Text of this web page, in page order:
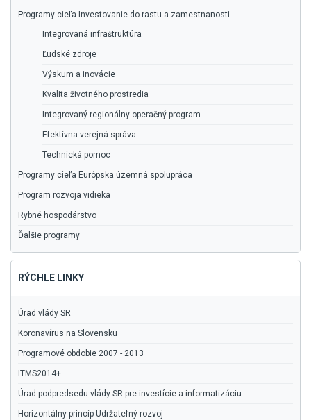
Programy cieľa Investovanie do rastu a zamestnanosti
Integrovaná infraštruktúra
Ľudské zdroje
Výskum a inovácie
Kvalita životného prostredia
Integrovaný regionálny operačný program
Efektívna verejná správa
Technická pomoc
Programy cieľa Európska územná spolupráca
Program rozvoja vidieka
Rybné hospodárstvo
Ďalšie programy
RÝCHLE LINKY
Úrad vlády SR
Koronavírus na Slovensku
Programové obdobie 2007 - 2013
ITMS2014+
Úrad podpredsedu vlády SR pre investície a informatizáciu
Horizontálny princíp Udržateľný rozvoj